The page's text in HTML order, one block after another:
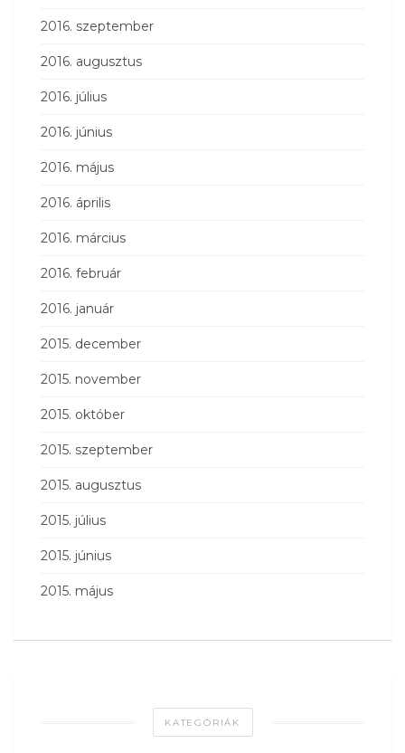
2016. szeptember
2016. augusztus
2016. július
2016. június
2016. május
2016. április
2016. március
2016. február
2016. január
2015. december
2015. november
2015. október
2015. szeptember
2015. augusztus
2015. július
2015. június
2015. május
KATEGÓRIÁK